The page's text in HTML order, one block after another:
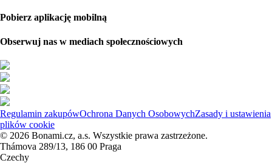
Pobierz aplikację mobilną
Obserwuj nas w mediach społecznościowych
Regulamin zakupówOchrona Danych OsobowychZasady i ustawienia
plików cookie
© 2026 Bonami.cz, a.s. Wszystkie prawa zastrzeżone.
Thámova 289/13, 186 00 Praga
Czechy